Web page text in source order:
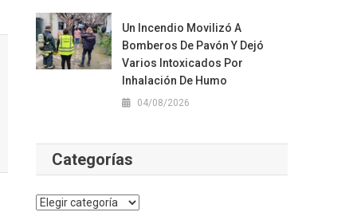
Un Incendio Movilizó A
Bomberos De Pavón Y Dejó
Varios Intoxicados Por
Inhalación De Humo
04/08/2026
Categorías
Categorías